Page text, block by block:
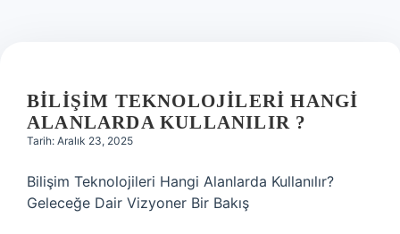
Hakkımızda
BILIŞIM TEKNOLOJILERI HANGI
ALANLARDA KULLANILIR ?
Tarih: Aralık 23, 2025
Bilişim Teknolojileri Hangi Alanlarda Kullanılır?
Geleceğe Dair Vizyoner Bir Bakış